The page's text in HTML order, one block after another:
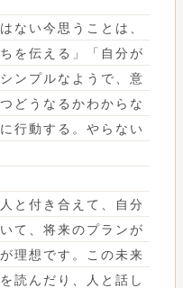
ない今思うことは、
を伝える」「自分が
ンプルなようで、意
どうなるかわからな
行動する。やらない
と付き合えて、自分
て、将来のプランが
理想です。この未来
読んだり、人と話し